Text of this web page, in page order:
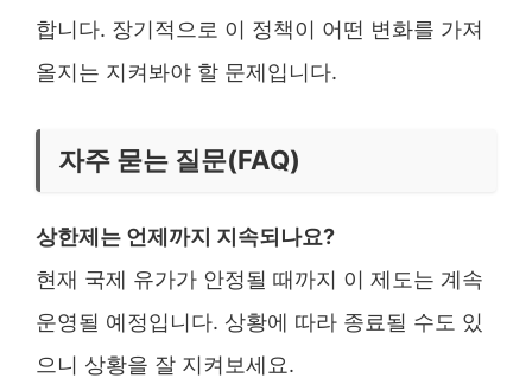
합니다. 장기적으로 이 정책이 어떤 변화를 가져
올지는 지켜봐야 할 문제입니다.
자주 묻는 질문(FAQ)
상한제는 언제까지 지속되나요?
현재 국제 유가가 안정될 때까지 이 제도는 계속
운영될 예정입니다. 상황에 따라 종료될 수도 있
으니 상황을 잘 지켜보세요.